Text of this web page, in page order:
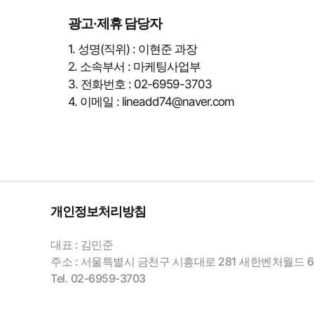
광고·제휴 담당자
1. 성명(직위) : 이현준 과장
2. 소속부서 : 마케팅사업부
3. 전화번호 : 02-6959-3703
4. 이메일 : lineadd74@naver.com
개인정보처리방침
대표 : 김민준
주소 : 서울특별시 금천구 시흥대로 281 새한벤처월드
Tel. 02-6959-3703